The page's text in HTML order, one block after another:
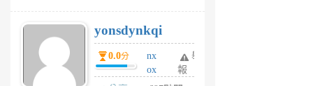
6
個
月
前
yonsdynkqi
0.0分
nx
ox
rh
舉
報